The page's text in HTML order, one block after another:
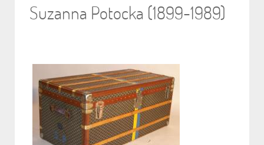
Suzanna Potocka (1899-1989)